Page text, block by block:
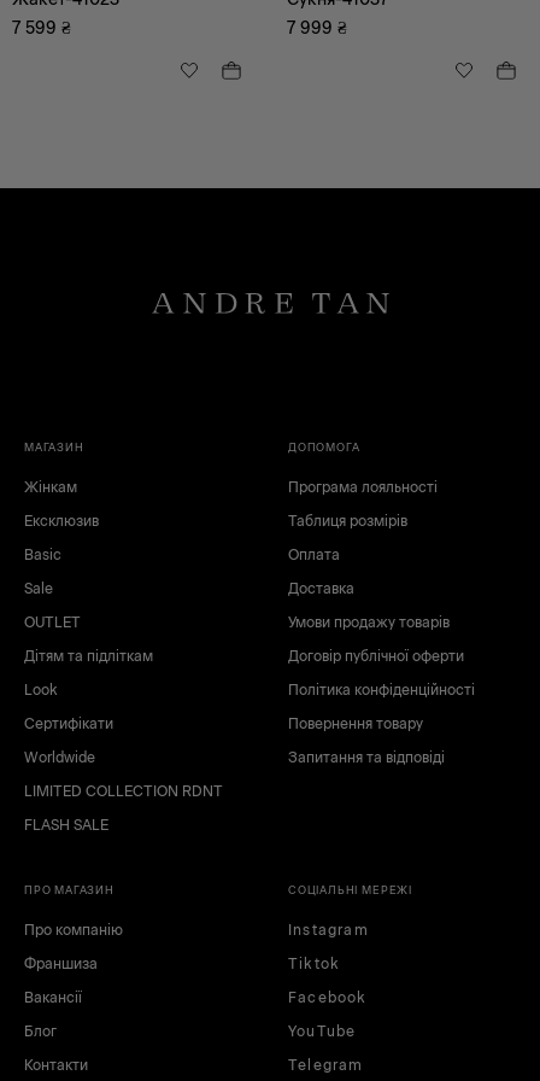
7 599 ₴
7 999 ₴
МАГАЗИН
Жінкам
Ексклюзив
Basic
Sale
OUTLET
Дітям та підліткам
Look
Сертифікати
Worldwide
LIMITED COLLECTION RDNT
FLASH SALE
ДОПОМОГА
Програма лояльності
Таблиця розмірів
Оплата
Доставка
Умови продажу товарів
Договір публічної оферти
Політика конфіденційності
Повернення товару
Запитання та відповіді
ПРО МАГАЗИН
Про компанію
Франшиза
Вакансії
Блог
Контакти
СОЦІАЛЬНІ МЕРЕЖІ
Instagram
Tiktok
Facebook
YouTube
Telegram